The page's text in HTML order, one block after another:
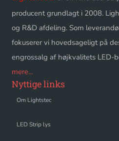
producent grundlagt i 2008.
og R&D afdeling. Som
fokuserer vi hovedsageligt på
engrossalg af højkvalitets LED-
mere...
Nyttige links
Om Lightstec
LED Strip lys